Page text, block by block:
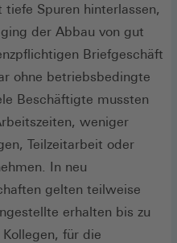
Spuren hinterlassen,
der Abbau von gut
Briefgeschäft
ohne betriebsbedingte
Beschäftigte mussten
weniger
Teilzeitarbeit oder
In neu
gelten teilweise
erhalten bis zu
für die